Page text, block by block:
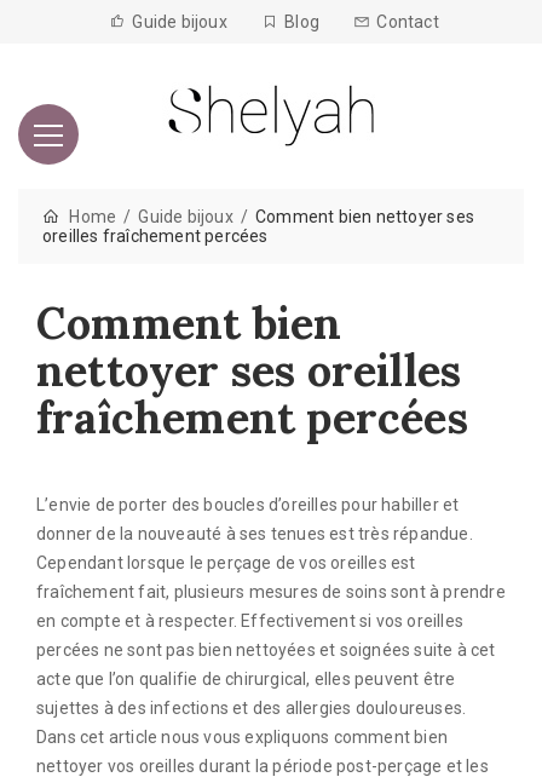
Guide bijoux Blog Contact
Home Guide bijoux
Comment bien nettoyer ses
oreilles fraîchement percées
Comment bien
nettoyer ses oreilles
fraîchement percées
L’envie de porter des boucles d’oreilles pour habiller et
donner de la nouveauté à ses tenues est très répandue.
Cependant lorsque le perçage de vos oreilles est
fraîchement fait, plusieurs mesures de soins sont à prendre
en compte et à respecter. Effectivement si vos oreilles
percées ne sont pas bien nettoyées et soignées suite à cet
acte que l’on qualifie de chirurgical, elles peuvent être
sujettes à des infections et des allergies douloureuses.
Dans cet article nous vous expliquons comment bien
nettoyer vos oreilles durant la période post-perçage et les